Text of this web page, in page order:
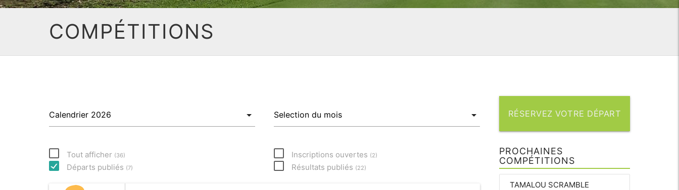
COMPÉTITIONS
Tout afficher (36) Inscriptions ouvertes (2)
Départs publiés (7) Résultats publiés (22)
RÉSERVEZ VOTRE DÉPART
PROCHAINES
COMPÉTITIONS
TAMALOU SCRAMBLE